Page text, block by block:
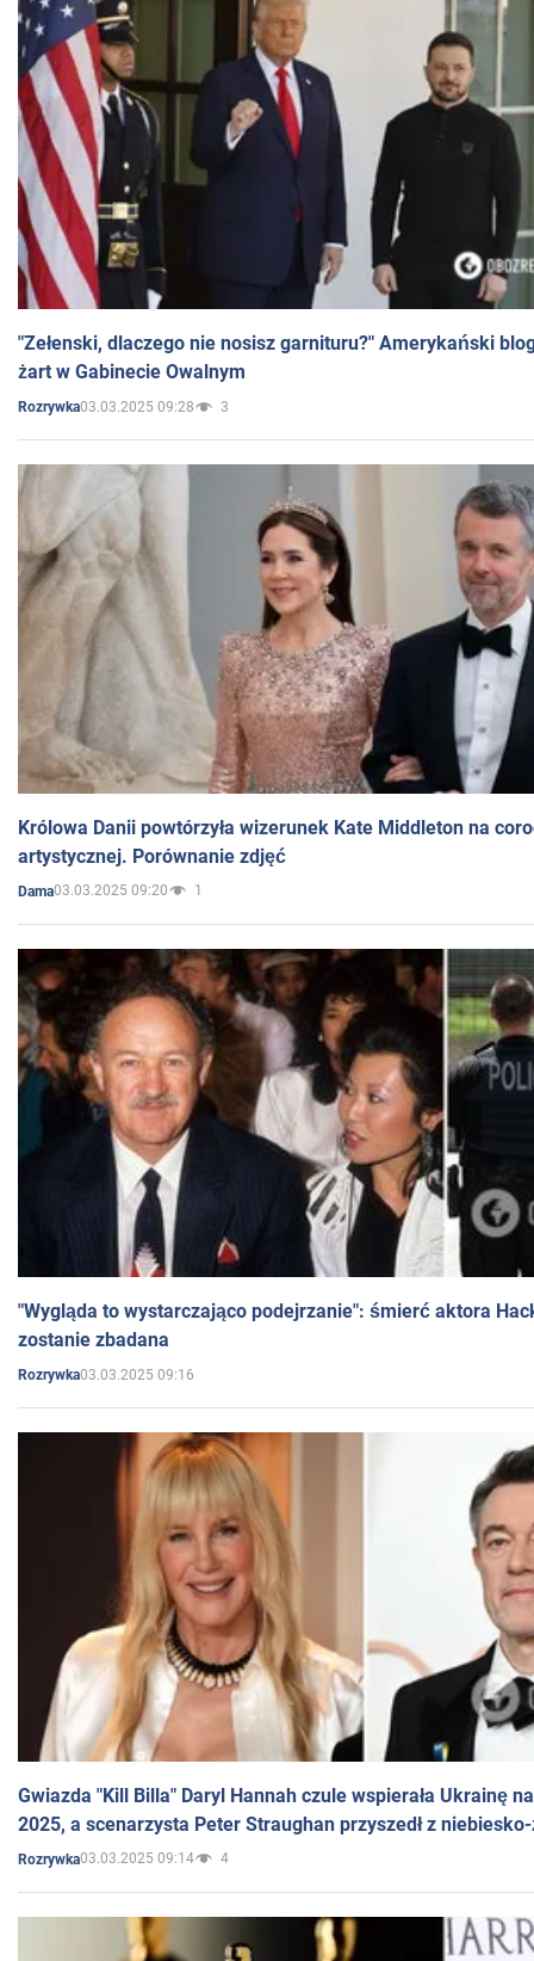
"Zełenski, dlaczego nie nosisz garnituru?" Amerykański
żart w Gabinecie Owalnym
Rozrywka03.03.2025 09:28 3
Królowa Danii powtórzyła wizerunek Kate Middleton na
artystycznej. Porównanie zdjęć
Dama03.03.2025 09:20 1
"Wygląda to wystarczająco podejrzanie": śmierć aktora
zostanie zbadana
Rozrywka03.03.2025 09:16
Gwiazda "Kill Billa" Daryl Hannah czule wspierała Ukrainę
2025, a scenarzysta Peter Straughan przyszedł z
Rozrywka03.03.2025 09:14 4